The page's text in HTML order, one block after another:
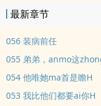
团，关系很好，她们问得
黎旻殊掀了掀眼皮，似笑
麻将。”其中一人细想不
黎旻殊心虚地摸了摸鼻尖
“我胡了！给钱吧！”1V3
最新章节
056 装病前任
055 弟弟，anmo这
054 他唯她ma首是瞻H
053 我比他们都要ai你H